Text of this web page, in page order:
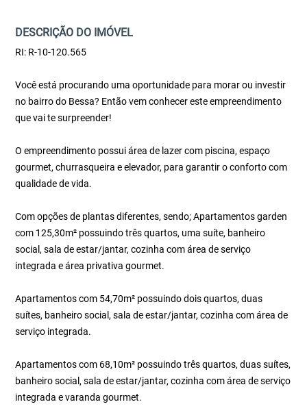
DESCRIÇÃO DO IMÓVEL
RI: R-10-120.565
Você está procurando uma oportunidade para morar ou investir
no bairro do Bessa? Então vem conhecer este empreendimento
que vai te surpreender!
O empreendimento possui área de lazer com piscina, espaço
gourmet, churrasqueira e elevador, para garantir o conforto com
qualidade de vida.
Com opções de plantas diferentes, sendo; Apartamentos garden
com 125,30m² possuindo três quartos, uma suíte, banheiro
social, sala de estar/jantar, cozinha com área de serviço
integrada e área privativa gourmet.
Apartamentos com 54,70m² possuindo dois quartos, duas
suítes, banheiro social, sala de estar/jantar, cozinha com área de
serviço integrada.
Apartamentos com 68,10m² possuindo três quartos, duas suítes,
banheiro social, sala de estar/jantar, cozinha com área de serviço
integrada e varanda gourmet.